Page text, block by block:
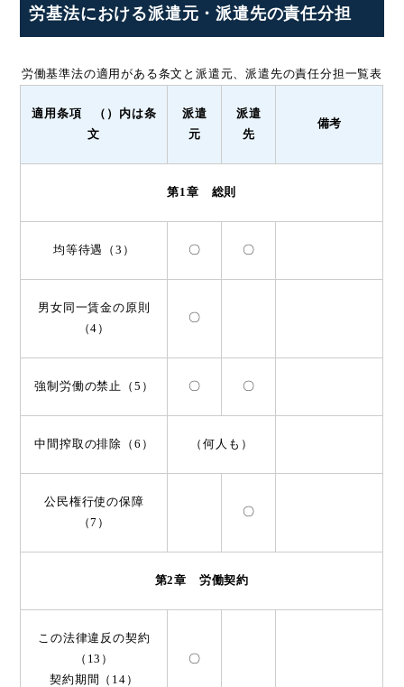
労基法における派遣元・派遣先の責任分担
労働基準法の適用がある条文と派遣元、派遣先の責任分担一覧表
適用条項 （）内は条
文
派遣
元
派遣
先
備考
第1章 総則
均等待遇（3） 〇 〇
男女同一賃金の原則
（4）
〇
強制労働の禁止（5） 〇 〇
中間搾取の排除（6） （何人も）
公民権行使の保障
（7）
〇
第2章 労働契約
この法律違反の契約
（13）
契約期間（14）
〇